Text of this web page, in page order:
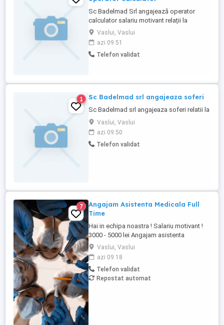
Sc Badelmad Srl angajează operator
calculator salariu motivant relații la
Vaslui, Vaslui
azi 09:51
Telefon validat
1 Sc Badelmad srl angajeaza soferi
Sc Badelmad srl angajeaza soferi relatii la
Vaslui, Vaslui
azi 09:50
Telefon validat
7
Angajam Asistenta Medicala Full
Time
Hai in echipa noastra ! Salariu motivant !
3000 - 5000 lei Angajam asistenta
medicala Locatie noua, mediu de lucru
placut, colectiv mare. Program : Luni-
Vineri : 10.00-18.30 Te asteptam !
Vaslui, Vaslui
azi 09:18
Telefon validat
Repostat automat